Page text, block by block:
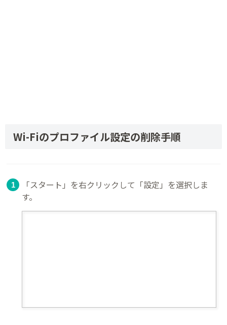
Wi-Fiのプロファイル設定の削除手順
「スタート」を右クリックして「設定」を選択しま
す。